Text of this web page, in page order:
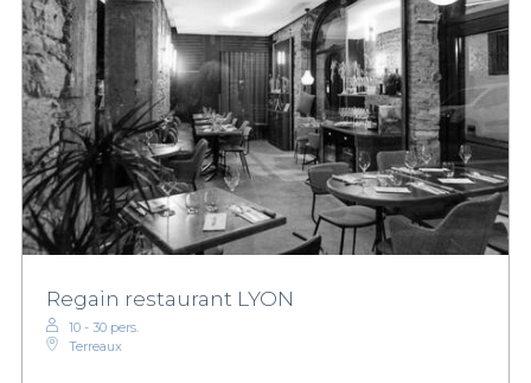
Regain restaurant LYON
10 - 30 pers.
Terreaux